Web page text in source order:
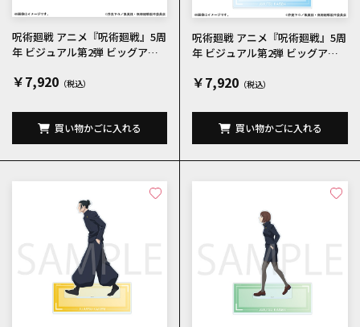
呪術廻戦 アニメ『呪術廻戦』5周
年 ビジュアル第2弾 ビッグアク
￥7,920
買い物かごに入れる
呪術廻戦 アニメ『呪術廻戦』5周
年 ビジュアル第2弾 ビッグアク
￥7,920
買い物かごに入れる